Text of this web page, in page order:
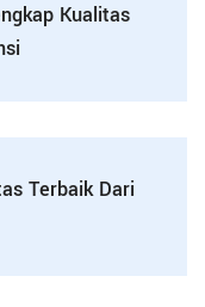
Kualitas
Terbaik Dari